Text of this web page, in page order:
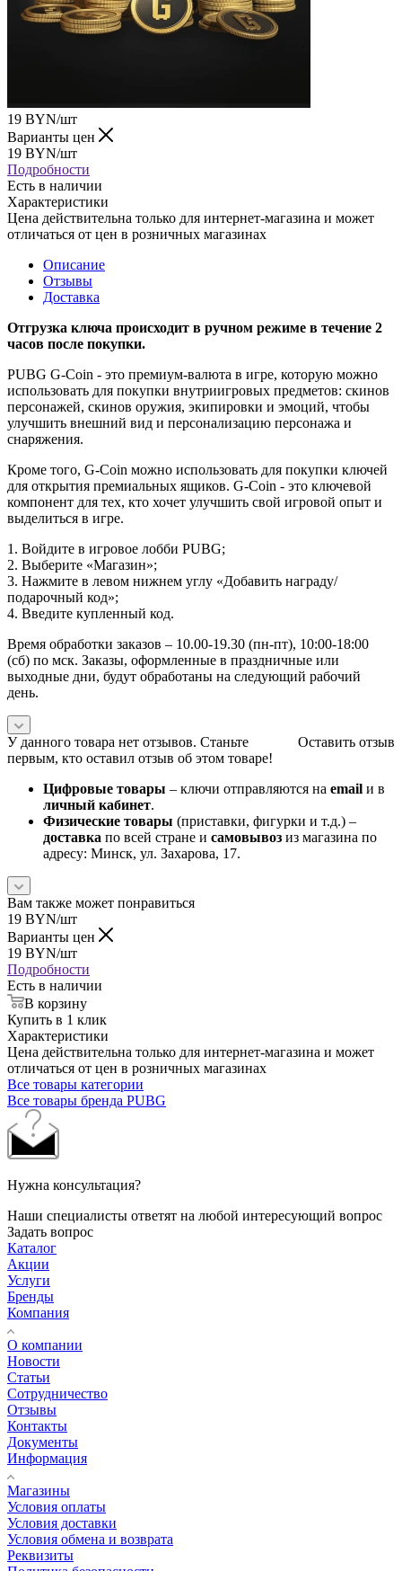
19 BYN/шт
Варианты цен
19 BYN/шт
Подробности
Есть в наличии
Характеристики
Цена действительна только для интернет-магазина и может
отличаться от цен в розничных магазинах
Описание
Отзывы
Доставка
Отгрузка ключа происходит в ручном режиме в течение 2
часов после покупки.
PUBG G-Coin - это премиум-валюта в игре, которую можно
использовать для покупки внутриигровых предметов: скинов
персонажей, скинов оружия, экипировки и эмоций, чтобы
улучшить внешний вид и персонализацию персонажа и
снаряжения.
Кроме того, G-Coin можно использовать для покупки ключей
для открытия премиальных ящиков. G-Coin - это ключевой
компонент для тех, кто хочет улучшить свой игровой опыт и
выделиться в игре.
1. Войдите в игровое лобби PUBG;
2. Выберите «Магазин»;
3. Нажмите в левом нижнем углу «Добавить награду/
подарочный код»;
4. Введите купленный код.
Время обработки заказов – 10.00-19.30 (пн-пт), 10:00-18:00
(сб) по мск. Заказы, оформленные в праздничные или
выходные дни, будут обработаны на следующий рабочий
день.
Оставить отзыв
У данного товара нет отзывов. Станьте
первым, кто оставил отзыв об этом товаре!
Цифровые товары – ключи отправляются на email и в
личный кабинет.
Физические товары (приставки, фигурки и т.д.) –
доставка по всей стране и самовывоз из магазина по
адресу: Минск, ул. Захарова, 17.
Вам также может понравиться
19 BYN/шт
Варианты цен
19 BYN/шт
Подробности
Есть в наличии
В корзину
Купить в 1 клик
Характеристики
Цена действительна только для интернет-магазина и может
отличаться от цен в розничных магазинах
Все товары категории
Все товары бренда PUBG
Нужна консультация?
Наши специалисты ответят на любой интересующий вопрос
Задать вопрос
Каталог
Акции
Услуги
Бренды
Компания
О компании
Новости
Статьи
Сотрудничество
Отзывы
Контакты
Документы
Информация
Магазины
Условия оплаты
Условия доставки
Условия обмена и возврата
Реквизиты